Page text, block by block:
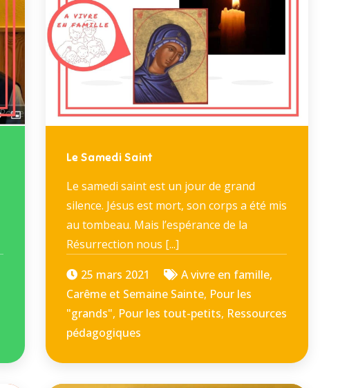
Le Samedi Saint
Le samedi saint est un jour de grand
silence. Jésus est mort, son corps a été mis
au tombeau. Mais l’espérance de la
Résurrection nous [...]
25 mars 2021
A vivre en famille,
Carême et Semaine Sainte, Pour les
"grands", Pour les tout-petits, Ressources
pédagogiques